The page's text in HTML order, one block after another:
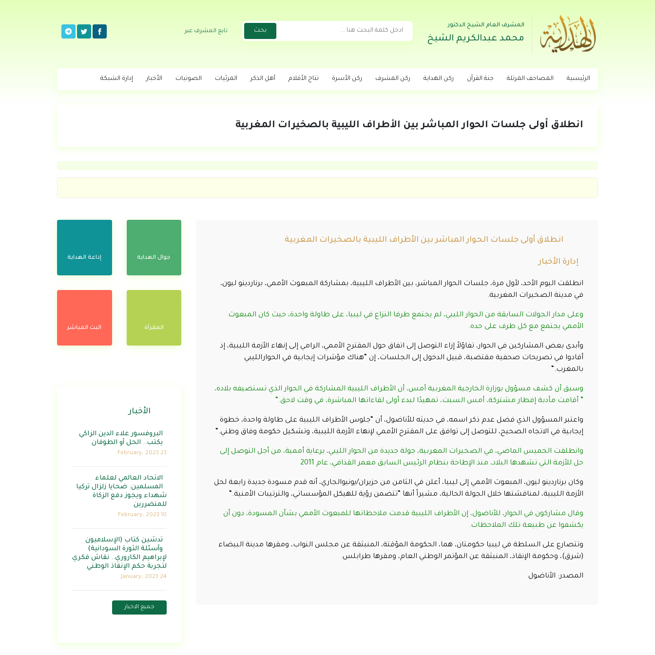
المشرف العام الشيخ الدكتور
محمد عبدالكريم الشيخ
تابع المشرف عبر
الرئيسية المصاحف المرتلة جنة القرآن ركن الهداية ركن المشرف ركن الأسرة نتاج الأقلام أهل الذكر المرئيات الصوتيات الأخبار إدارة الشبكة
انطلاق أولى جلسات الحوار المباشر بين الأطراف الليبية بالصخيرات المغربية
انطلاق أولى جلسات الحوار المباشر بين الأطراف الليبية بالصخيرات المغربية
إدارة الأخبار
انطلقت اليوم الأحد، لأول مرة، جلسات الحوار المباشر، بين الأطراف الليبية، بمشاركة المبعوث الأممي، برناردينو ليون،
في مدينة الصخيرات المغربية.
وعلى مدار الجولات السابقة من الحوار الليبي، لم يجتمع طرفا النزاع في ليبيا، على طاولة واحدة، حيث كان المبعوث
الأممي يجتمع مع كل طرف على حده.
وأبدى بعض المشاركين في الحوار، تفاؤلاً إزاء التوصل إلى اتفاق حول المقترح الأممي، الرامي إلى إنهاء الأزمة الليبية، إذ
أفادوا في تصريحات صحفية مقتضبة، قبيل الدخول إلى الجلسات، إن “هناك مؤشرات إيجابية في الحوارالليبي
بالمغرب“.
وسبق أن كشف مسؤول بوزارة الخارجية المغربية أمس، أن الأطراف الليبية المشاركة في الحوار الذي تستضيفه بلاده،
” أقامت مأدبة إفطار مشتركة، أمس السبت، تمهيدًا لبدء أولى لقاءاتها المباشرة، في وقت لاحق“.
واعتبر المسؤول الذي فضل عدم ذكر اسمه، في حديثه للأناضول، أن “جلوس الأطراف الليبية على طاولة واحدة، خطوة
إيجابية في الاتجاه الصحيح، للتوصل إلى توافق على المقترح الأممي لإنهاء الأزمة الليبية، وتشكيل حكومة وفاق وطني“.
وانطلقت الخميس الماضي، في الصخيرات المغربية، جولة جديدة من الحوار الليبي، برعاية أممية، من أجل التوصل إلى
حل للأزمة التي تشهدها البلاد، منذ الإطاحة بنظام الرئيس السابق معمر القذافي، عام 2011
وكان برناردينو ليون، المبعوث الأممي إلى ليبيا، أعلن في الثامن من حزيران/يونيوالجاري، أنه قدم مسودة جديدة رابعة لحل
الأزمة الليبية، لمناقشتها خلال الجولة الحالية، مشيراً أنها “تتضمن رؤية للهيكل المؤسساتي، والترتيبات الأمنية“.
وقال مشاركون في الحوار، للأناضول، إن الأطراف الليبية قدمت ملاحظاتها للمبعوث الأممي بشأن المسودة، دون أن
يكشفوا عن طبيعة تلك الملاحظات.
وتتصارع على السلطة في ليبيا حكومتان، هما، الحكومة المؤقتة، المنبثقة عن مجلس النواب، ومقرها مدينة البيضاء
(شرق)، وحكومة الإنقاذ، المنبثقة عن المؤتمر الوطني العام، ومقرها طرابلس.
المصدر: الأناضول
جوال الهداية إذاعة الهداية
المقرآة البث المباشر
الأخبار
البروفسور علاء الدين الزاكي
يكتب.. الحل أو الطوفان
23 February، 2023
الاتحاد العالمي لعلماء
المسلمين: ضحايا زلزال تركيا
شهداء ويجوز دفع الزكاة
للمنضررين
10 February، 2023
تدشين كتاب (الإسلاميون
وأسئلة الثورة السودانية)
لإبراهيم الكاروري.. نقاش فكري
لتجربة حكم الإنقاذ الوطني
24 January، 2023
جميع الاخبار